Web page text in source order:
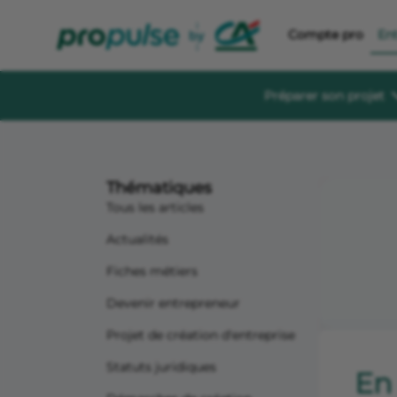
Compte pro
Préparer son projet
Le Crédit
Un espace
Thématiques
Tous les articles
Actualités
Fiches métiers
Devenir entrepreneur
Projet de création d'entreprise
Statuts juridiques